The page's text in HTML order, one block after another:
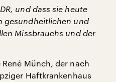
und dass sie heute
gesundheitlichen und
Missbrauchs und der
Münch, der nach
Haftkrankenhaus